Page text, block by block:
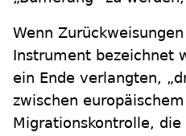
Wenn
Instrument bezeichnet
ein Ende verlangten,
zwischen
Migrationskontrolle,